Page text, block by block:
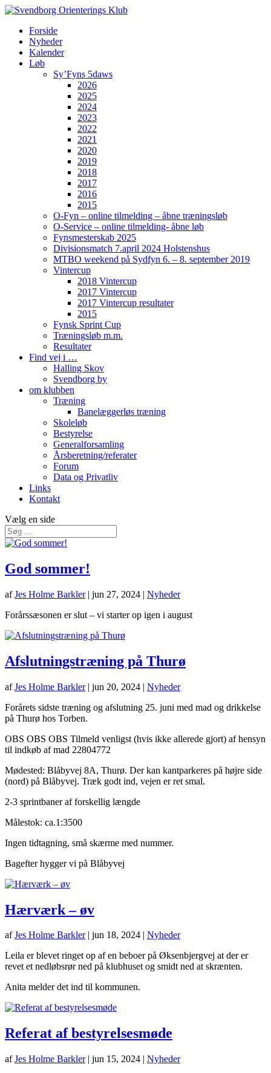
Forside
Nyheder
Kalender
Løb
Sy’Fyns 5daws
2026
2025
2024
2023
2022
2021
2020
2019
2018
2017
2016
2015
O-Fyn – online tilmelding – åbne træningsløb
O-Service – online tilmelding- åbne løb
Fynsmesterskab 2025
Divisionsmatch 7.april 2024 Holstenshus
MTBO weekend på Sydfyn 6. – 8. september 2019
Vintercup
2018 Vintercup
2017 Vintercup
2017 Vintercup resultater
2015
Fynsk Sprint Cup
Træningsløb m.m.
Resultater
Find vej i …
Halling Skov
Svendborg by
om klubben
Træning
Banelæggerløs træning
Skoleløb
Bestyrelse
Generalforsamling
Årsberetning/referater
Forum
Data og Privatliv
Links
Kontakt
Vælg en side
God sommer!
afJes Holme Barkler| jun 27, 2024 | Nyheder
Forårssæsonen er slut – vi starter op igen i august
Afslutningstræning på Thurø
afJes Holme Barkler| jun 20, 2024 | Nyheder
Forårets sidste træning og afslutning 25. juni med mad og drikkelse
på Thurø hos Torben.
OBS OBS OBS Tilmeld venligst (hvis ikke allerede gjort) af hensyn
til indkøb af mad 22804772
Mødested: Blåbyvej 8A, Thurø. Der kan kantparkeres på højre side
(nord) på Blåbyvej. Træk godt ind, vejen er ret smal.
2-3 sprintbaner af forskellig længde
Målestok: ca.1:3500
Ingen tidtagning, små skærme med nummer.
Bagefter hygger vi på Blåbyvej
Hærværk – øv
afJes Holme Barkler| jun 18, 2024 | Nyheder
Leila er blevet ringet op af en beboer på Øksenbjergvej at der er
revet et nedløbsrør ned på klubhuset og smidt ned at skrænten.
Anita melder det ind til kommunen.
Referat af bestyrelsesmøde
afJes Holme Barkler| jun 15, 2024 | Nyheder